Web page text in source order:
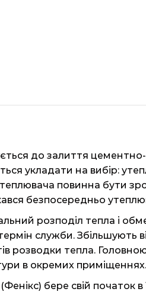
до залиття
укладати на вибір:
повинна бути
безпосередньо
розподіл тепла і
служби. Збільшують
розводки тепла.
в окремих приміщеннях.
бере свій початок